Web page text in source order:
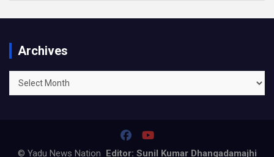
Archives
Archives
© Yadu News Nation Editor: Sunil Kumar Dhangadamajhi